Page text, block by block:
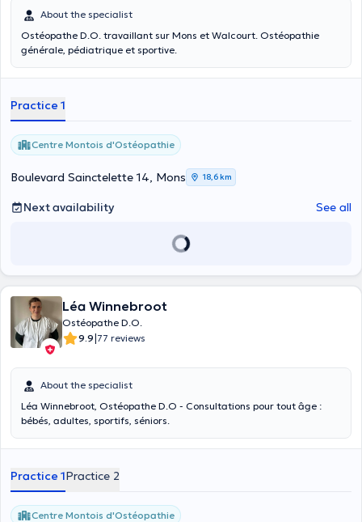
About the specialist
Ostéopathe D.O. travaillant sur Mons et Walcourt. Ostéopathie
générale, pédiatrique et sportive.
Practice 1
Centre Μontois d'Ostéopathie
Boulevard Sainctelette 14, Mons 18,6 km
Next availability See all
Léa Winnebroot
Ostéopathe D.O.
9.9|77 reviews
About the specialist
Léa Winnebroot, Ostéopathe D.O - Consultations pour tout âge :
bébés, adultes, sportifs, séniors.
Practice 1Practice 2
Centre Μontois d'Ostéopathie